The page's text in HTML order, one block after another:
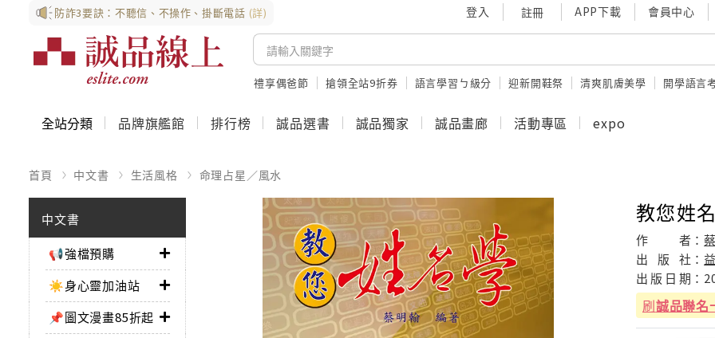
防詐3要訣：不聽信、不操作、掛斷電話 (詳) 登入 註冊 APP下載 會員中心
禮享偶爸節 搶領全站9折券 語言學習ㄅ級分 迎新開鞋祭 清爽肌膚美學 開學語言
全站分類 品牌旗艦館 排行榜 誠品選書 誠品獨家 誠品畫廊 活動專區 expo
首頁 中文書 生活風格 命理占星／風水
中文書
📢強檔預購
☀️身心靈加油站
📌圖文漫畫85折起
教您姓
作 者：
出
版 社：
出 版 日 期：
刷誠品聯名